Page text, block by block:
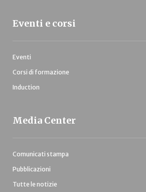
Eventi e corsi
Eventi
Corsi di formazione
Induction
Media Center
Comunicati stampa
Pubblicazioni
Tutte le notizie